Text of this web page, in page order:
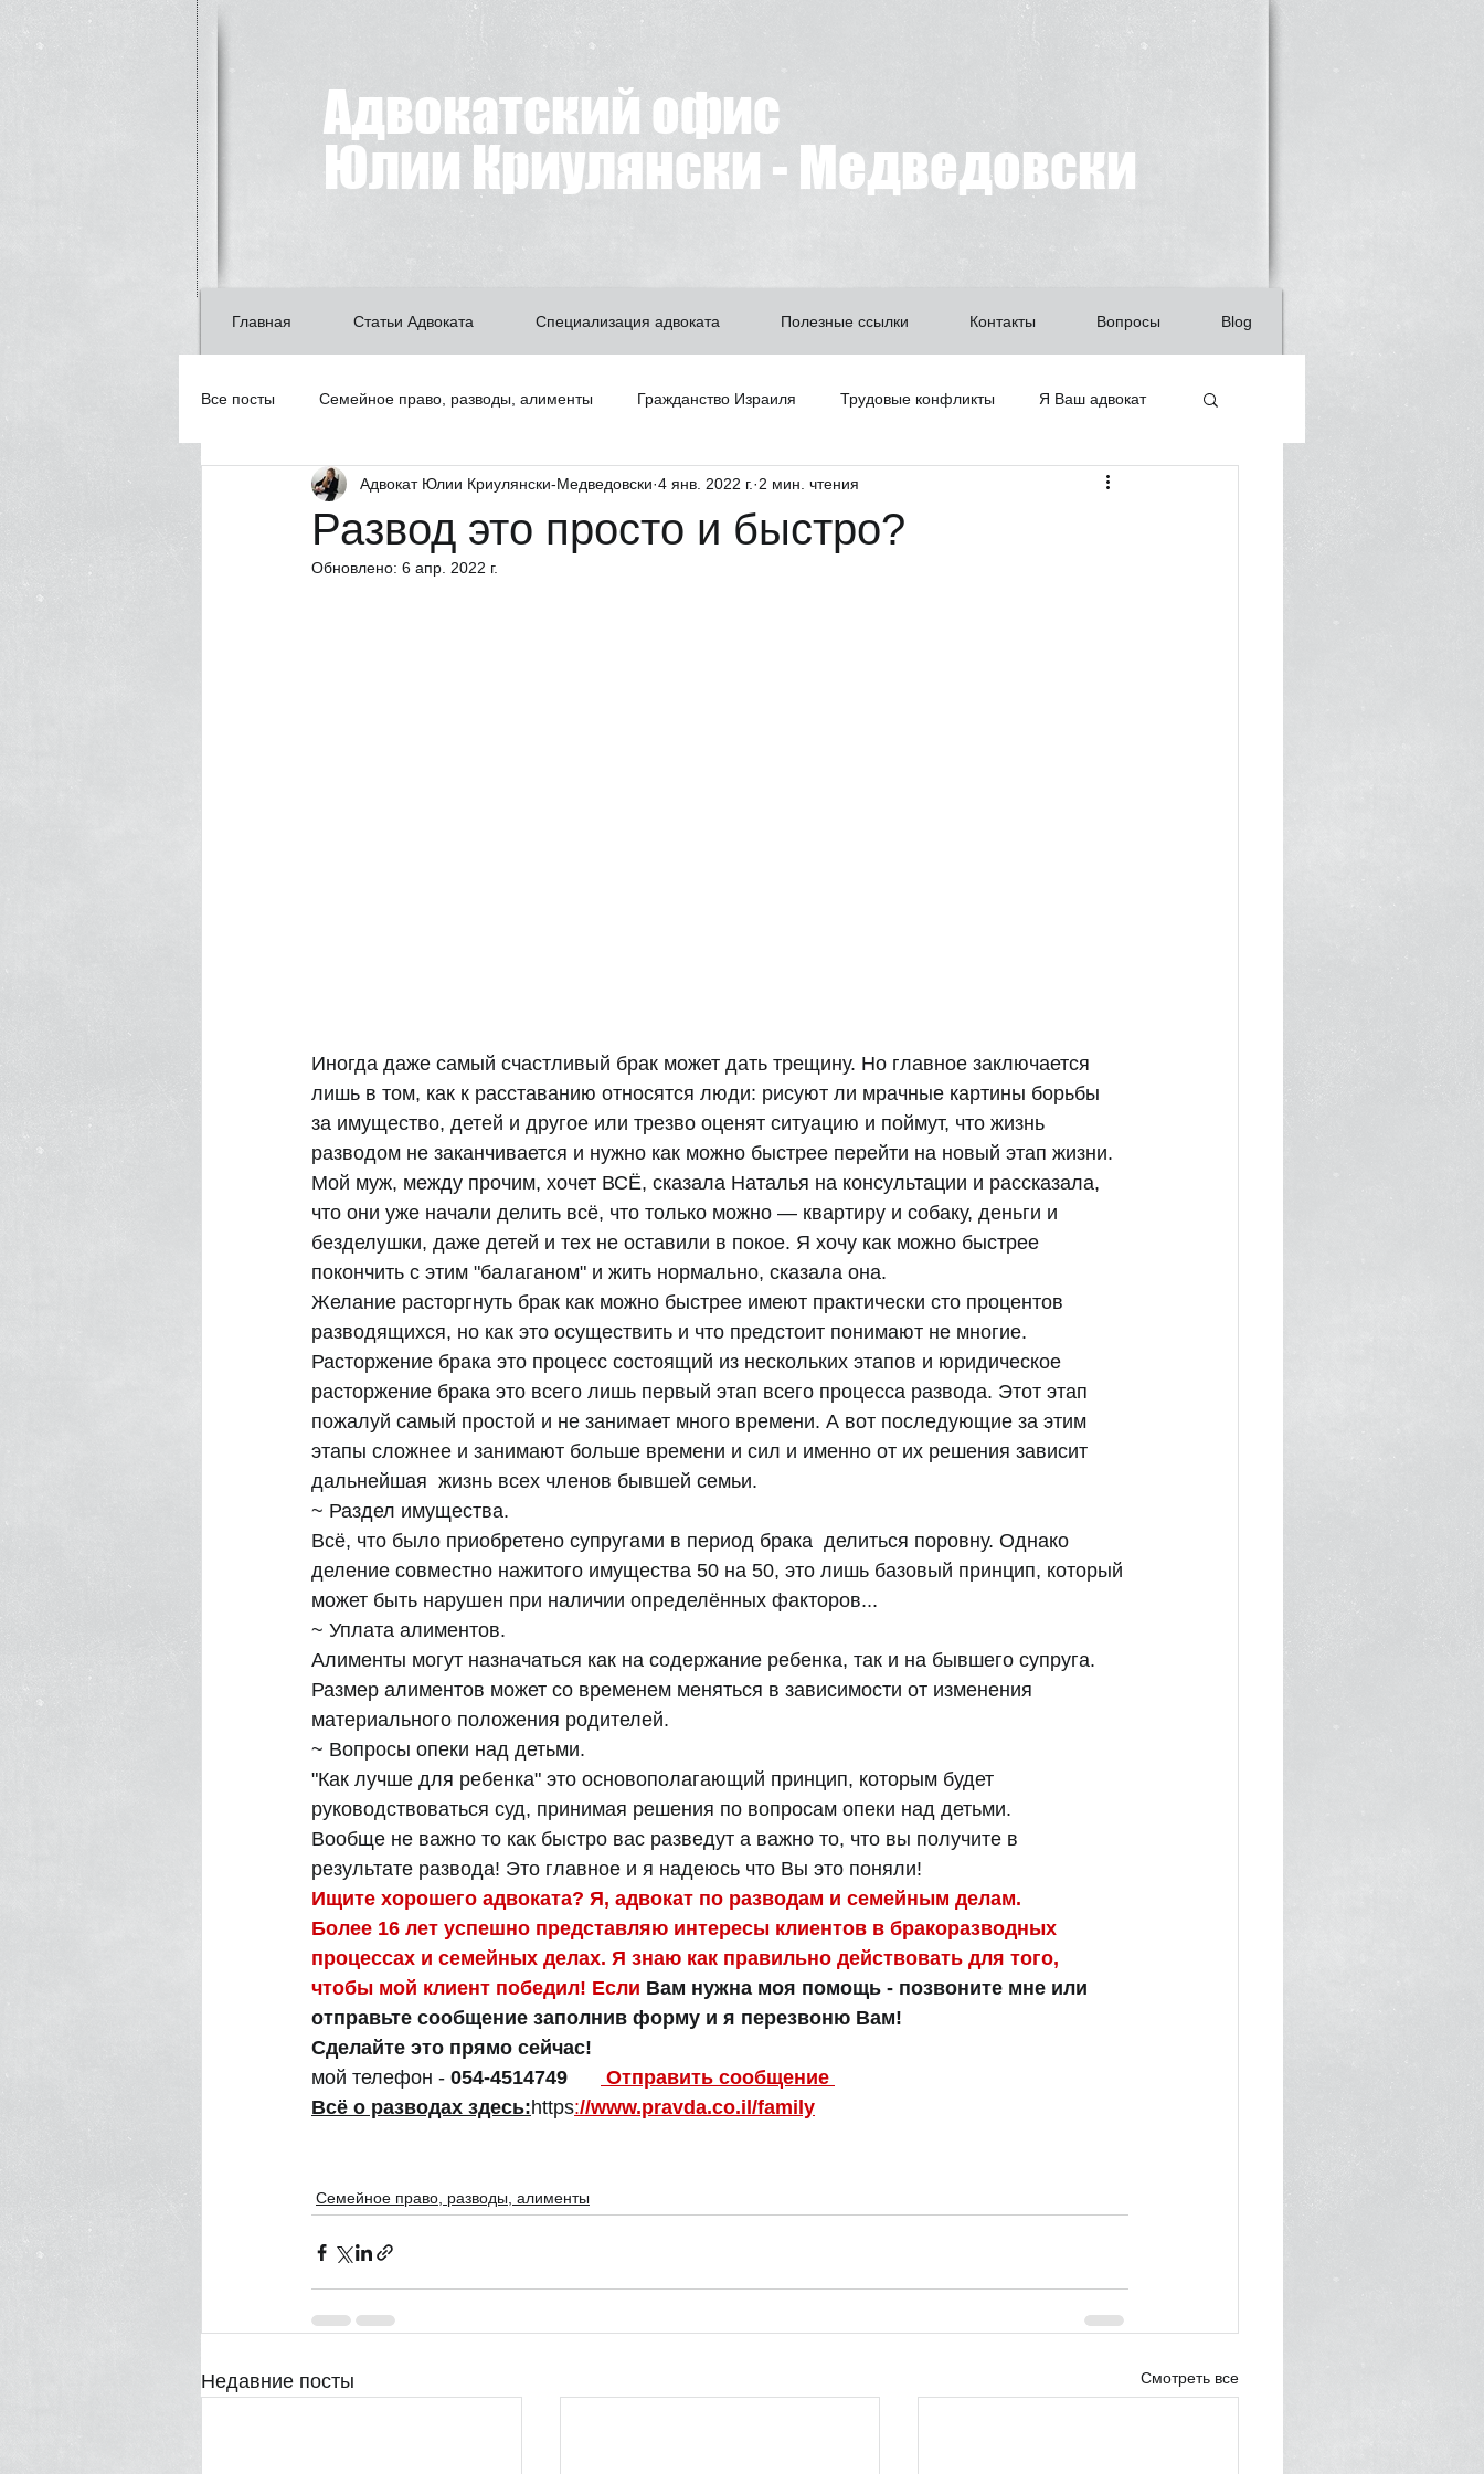
Адвокатский офис
Юлии Криулянски - Медведовски
Главная Статьи Адвоката Специализация адвоката Полезные ссылки Контакты Вопросы Blog
Все посты Семейное право, разводы, алименты Гражданство Израиля Трудовые конфликты Я Ваш адвокат
Лишение водительских прав Битуах Леуми Недвижимость А знаете ли вы что?
Насилие в семье Нотариус
Развод это просто и быстро?
Адвокат Юлии Криулянски-Медведовски 4 янв. 2022 г. 2 мин. чтения
Обновлено: 6 апр. 2022 г.
Иногда даже самый счастливый брак может дать трещину. Но главное заключается
лишь в том, как к расставанию относятся люди: рисуют ли мрачные картины борьбы
за имущество, детей и другое или трезво оценят ситуацию и поймут, что жизнь
разводом не заканчивается и нужно как можно быстрее перейти на новый этап жизни.
Мой муж, между прочим, хочет ВСЁ, сказала Наталья на консультации и рассказала,
что они уже начали делить всё, что только можно — квартиру и собаку, деньги и
безделушки, даже детей и тех не оставили в покое. Я хочу как можно быстрее
покончить с этим "балаганом" и жить нормально, сказала она.
Желание расторгнуть брак как можно быстрее имеют практически сто процентов
разводящихся, но как это осуществить и что предстоит понимают не многие.
Расторжение брака это процесс состоящий из нескольких этапов и юридическое
расторжение брака это всего лишь первый этап всего процесса развода. Этот этап
пожалуй самый простой и не занимает много времени. А вот последующие за этим
этапы сложнее и занимают больше времени и сил и именно от их решения зависит
дальнейшая  жизнь всех членов бывшей семьи.
~ Раздел имущества.
Всё, что было приобретено супругами в период брака  делиться поровну. Однако
деление совместно нажитого имущества 50 на 50, это лишь базовый принцип, который
может быть нарушен при наличии определённых факторов...
~ Уплата алиментов.
Алименты могут назначаться как на содержание ребенка, так и на бывшего супруга.
Размер алиментов может со временем меняться в зависимости от изменения
материального положения родителей.
~ Вопросы опеки над детьми.
"Как лучше для ребенка" это основополагающий принцип, которым будет
руководствоваться суд, принимая решения по вопросам опеки над детьми.
Вообще не важно то как быстро вас разведут а важно то, что вы получите в
результате развода! Это главное и я надеюсь что Вы это поняли!
Ищите хорошего адвоката? Я, адвокат по разводам и семейным делам.
Более 16 лет успешно представляю интересы клиентов в бракоразводных
процессах и семейных делах. Я знаю как правильно действовать для того,
чтобы мой клиент победил! Если Вам нужна моя помощь - позвоните мне или
отправьте сообщение заполнив форму и я перезвоню Вам!
Сделайте это прямо сейчас!
мой телефон - 054-4514749
Отправить сообщение
Всё о разводах здесь:https://www.pravda.co.il/family
Семейное право, разводы, алименты
Недавние посты Смотреть все